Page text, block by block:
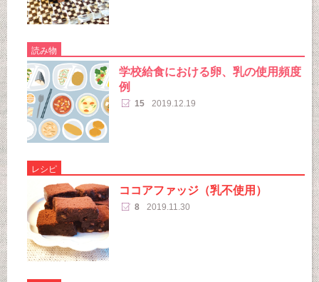
読み物
学校給食における卵、乳の使用頻度
例
15 2019.12.19
レシピ
ココアファッジ（乳不使用）
8 2019.11.30